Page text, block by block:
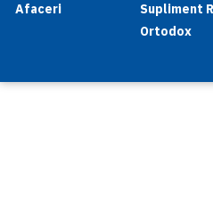
Afaceri
Supliment
Ortodox